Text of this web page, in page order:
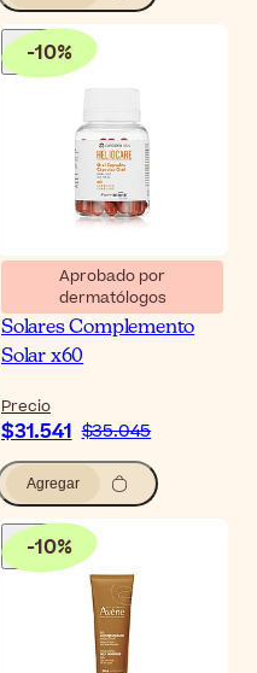
-10%
Aprobado por
dermatólogos
Heliocare Cápsulas
Solares Complemento
Solar x60
Precio
$31.541 $35.045
Agregar
-10%